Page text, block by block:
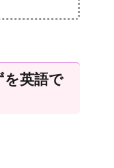
を英語で